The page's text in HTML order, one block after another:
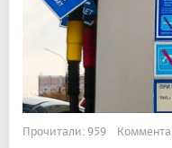
Прочитали: 959